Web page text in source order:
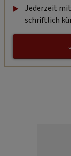
Jederzeit
schriftlich